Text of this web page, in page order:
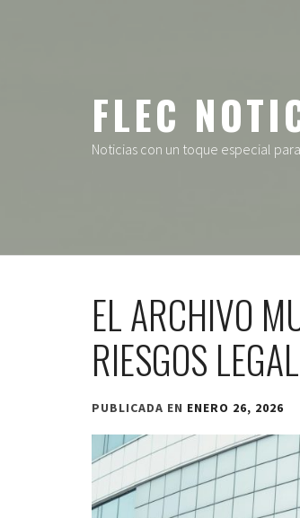
FLEC
Noticias con un toque especial
EL ARCHIVO
RIESGOS
PUBLICADA EN ENERO 26, 2026